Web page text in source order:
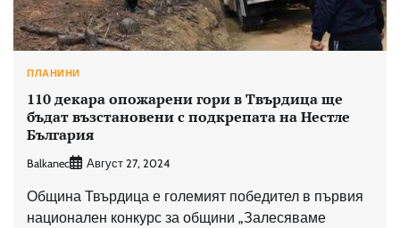
ПЛАНИНИ
110 декара опожарени гори в Твърдица ще
бъдат възстановени с подкрепата на Нестле
България
Balkanec Август 27, 2024
Община Твърдица е големият победител в първия
национален конкурс за общини „Залесяваме